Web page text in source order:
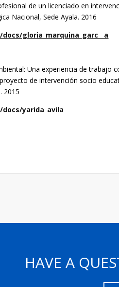
de un licenciado en
Nacional, Sede Ayala. 2016
gloria_marquina_garc__a
Una experiencia de
de intervención socio
2015
yarida_avila
HAVE A